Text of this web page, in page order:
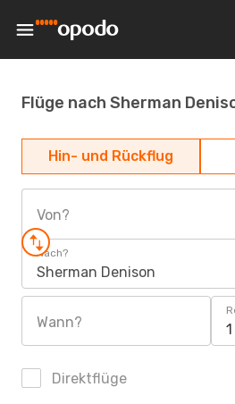
Flüge nach Sherman
Hin- und Rückflug
Von?
Nach?
Sherman Denison
Wann?
Direktflüge